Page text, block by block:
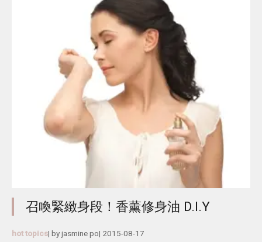
召喚緊緻身段！香薰修身油 D.I.Y
hot topics| byjasmine po| 2015-08-17